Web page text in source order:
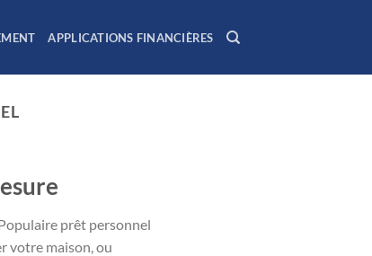
APPLICATIONS FINANCIÈRES
prêt personnel
votre maison, ou